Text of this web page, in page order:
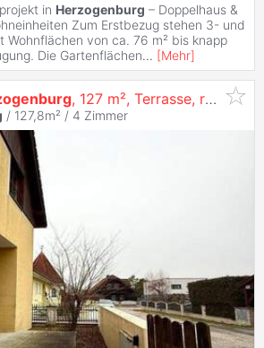
in Herzogenburg – Doppelhaus &
Zum Erstbezug stehen 3- und
Wohnflächen von ca. 76 m² bis knapp
Die Gartenflächen... [Mehr]
, 127 m², Terrasse, renovierungsbedürftig, 299.000 €
/ 127,8m² / 4 Zimmer